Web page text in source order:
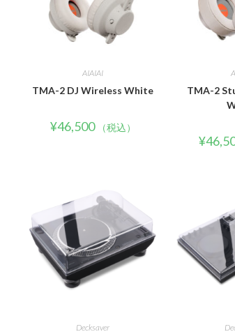
AIAIAI
TMA-2 DJ Wireless White
¥46,500 （税込）
TMA-2
¥
Decksaver